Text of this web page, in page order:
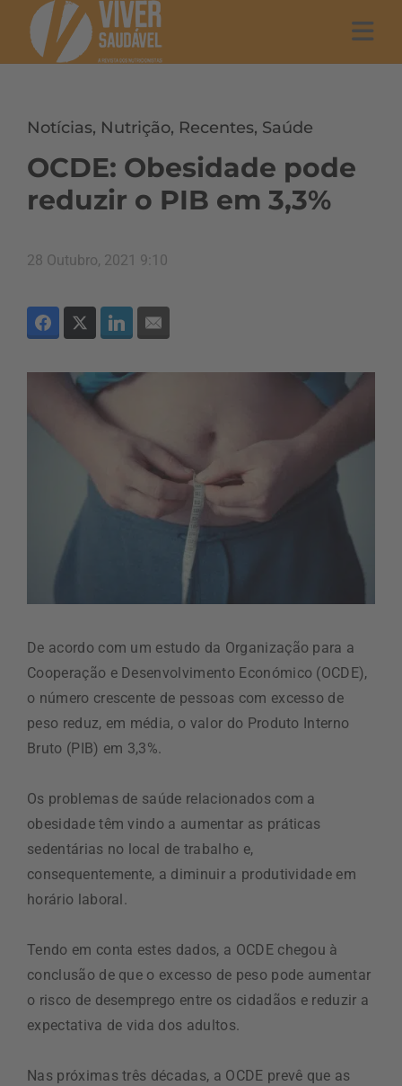
Notícias, Nutrição, Recentes, Saúde
OCDE: Obesidade pode
reduzir o PIB em 3,3%
28 Outubro, 2021 9:10
De acordo com um estudo da Organização para a
Cooperação e Desenvolvimento Económico (OCDE),
o número crescente de pessoas com excesso de
peso reduz, em média, o valor do Produto Interno
Bruto (PIB) em 3,3%.
Os problemas de saúde relacionados com a
obesidade têm vindo a aumentar as práticas
sedentárias no local de trabalho e,
consequentemente, a diminuir a produtividade em
horário laboral.
Tendo em conta estes dados, a OCDE chegou à
conclusão de que o excesso de peso pode aumentar
o risco de desemprego entre os cidadãos e reduzir a
expectativa de vida dos adultos.
Nas próximas três décadas, a OCDE prevê que as